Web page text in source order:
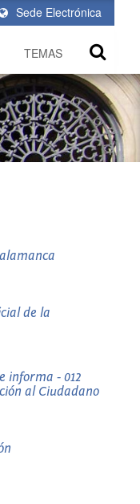
Sede Electrónica
TEMAS
de la
informa - 012
al Ciudadano